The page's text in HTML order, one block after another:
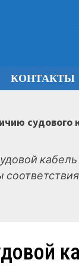
КОНТАКТЫ
судового